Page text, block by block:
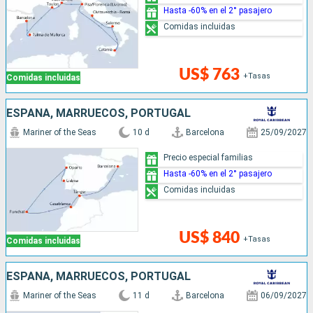
Comidas incluidas US$ 763 +Tasas
Hasta -60% en el 2° pasajero
Comidas incluidas
ESPAÑA, MARRUECOS, PORTUGAL
Comidas incluidas
Mariner of the Seas 10 d Barcelona 25/09/2027
US$ 840 +Tasas
Precio especial familias
Hasta -60% en el 2° pasajero
Comidas incluidas
ESPAÑA, MARRUECOS, PORTUGAL
Mariner of the Seas 11 d Barcelona 06/09/2027